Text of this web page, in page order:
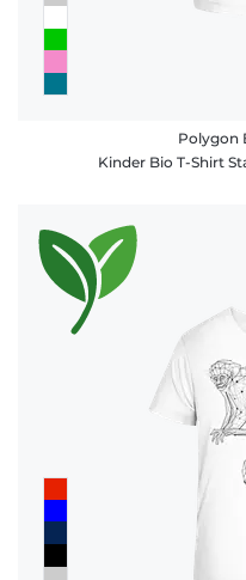
Polygon
Kinder Bio T-Shirt